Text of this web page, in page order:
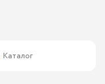
Каталог